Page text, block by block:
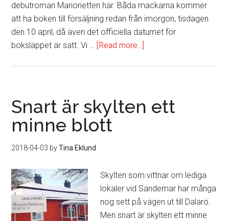
debutroman Marionetten här. Båda mackarna kommer
att ha boken till försäljning redan från imorgon, tisdagen
den 10 april, då även det officiella datumet för
boksläppet är satt. Vi …
[Read more...]
exemplar
av
Snart är skylten ett
minne blott
2018-04-03 byTina Eklund
Skylten som vittnar om lediga
lokaler vid Sandemar har många
nog sett på vägen ut till Dalarö.
Men snart är skylten ett minne